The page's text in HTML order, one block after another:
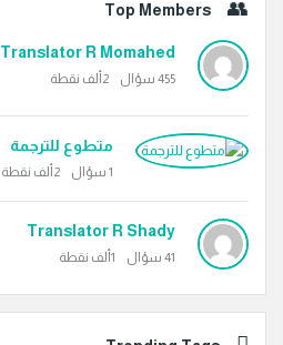
Top Members
Translator R Momahed
455 سؤال 2ألف نقطة
متطوع للترجمة
1 سؤال 2ألف نقطة
Translator R Shady
41 سؤال 1ألف نقطة